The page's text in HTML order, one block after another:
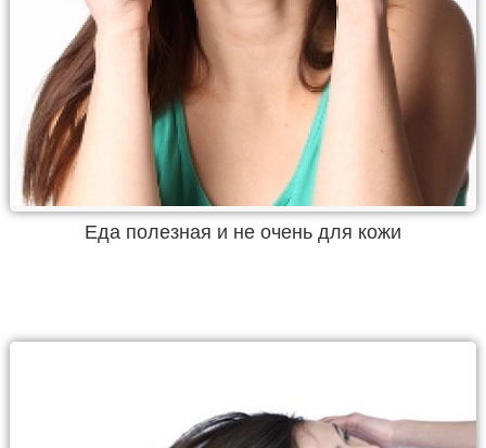
Еда полезная и не очень для кожи